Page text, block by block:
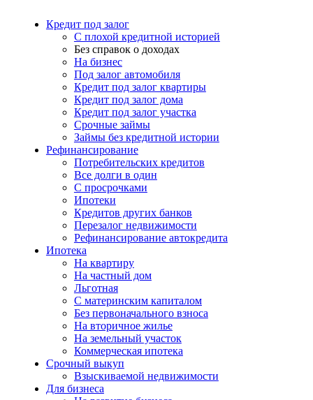
Кредит под залог
С плохой кредитной историей
Без справок о доходах
На бизнес
Под залог автомобиля
Кредит под залог квартиры
Кредит под залог дома
Кредит под залог участка
Срочные займы
Займы без кредитной истории
Рефинансирование
Потребительских кредитов
Все долги в один
С просрочками
Ипотеки
Кредитов других банков
Перезалог недвижимости
Рефинансирование автокредита
Ипотека
На квартиру
На частный дом
Льготная
С материнским капиталом
Без первоначального взноса
На вторичное жилье
На земельный участок
Коммерческая ипотека
Срочный выкуп
Взыскиваемой недвижимости
Для бизнеса